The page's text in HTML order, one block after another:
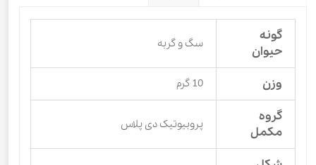
گونه
حیوان
سگ و گربه
وزن 10 گرم
گروه
مکمل
پروبیوتیک دی پلاس